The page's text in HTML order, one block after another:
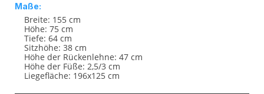
Maße:
Breite: 155 cm
Höhe: 75 cm
Tiefe: 64 cm
Sitzhöhe: 38 cm
Höhe der Rückenlehne: 47 cm
Höhe der Füße: 2,5/3 cm
Liegefläche: 196x125 cm